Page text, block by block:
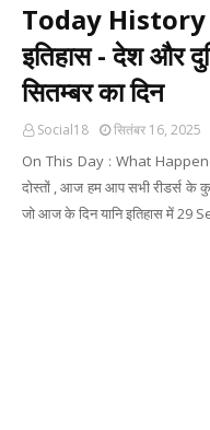
Today History
इतिहास - देश और
सितम्बर का दिन
Social18 सितंबर 16, 2025
On This Day : What
दोस्तों , आज हम आप सभी रीडर्स के
जो आज के दिन यानि इतिहास में